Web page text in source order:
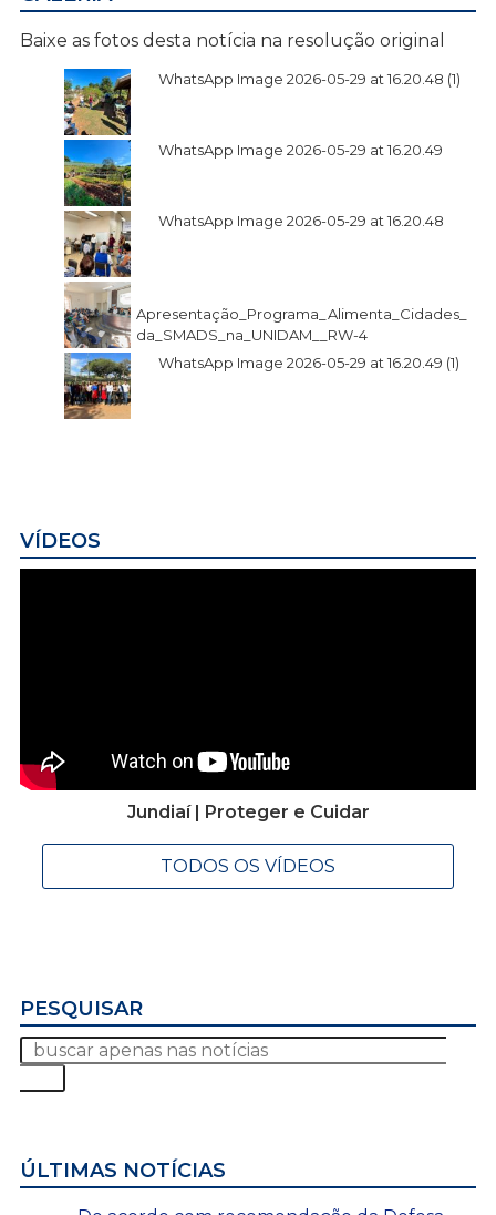
Baixe as fotos desta notícia na resolução original
WhatsApp Image 2026-05-29 at 16.20.48 (1)
WhatsApp Image 2026-05-29 at 16.20.49
WhatsApp Image 2026-05-29 at 16.20.48
Apresentação_Programa_Alimenta_Cidades_
da_SMADS_na_UNIDAM__RW-4
WhatsApp Image 2026-05-29 at 16.20.49 (1)
VÍDEOS
Jundiaí | Proteger e Cuidar
TODOS OS VÍDEOS
PESQUISAR
ÚLTIMAS NOTÍCIAS